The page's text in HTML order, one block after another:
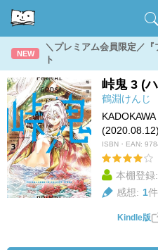
NEW
＼プレミアム会員限定／
ト
峠鬼 3 (
鶴淵けんじ
KADOKAWA
(2020.08.12)
ISBN・EAN:
本棚登録:
感想: 1件
Kindle版